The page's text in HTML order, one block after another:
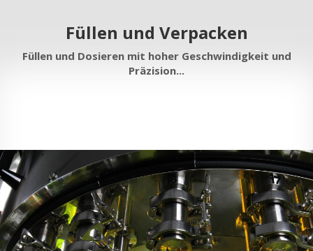
Füllen und Verpacken
Füllen und Dosieren mit hoher Geschwindigkeit und
Präzision...